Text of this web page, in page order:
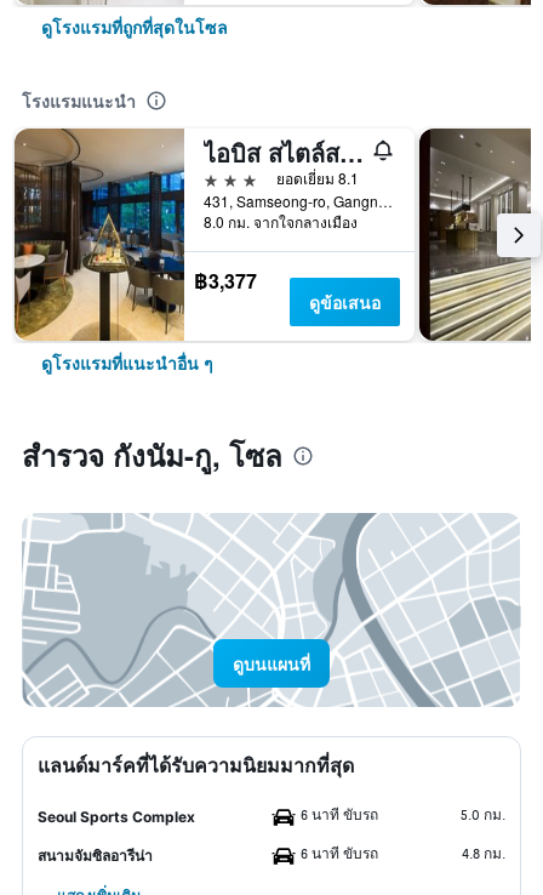
ดูโรงแรมที่ถูกที่สุดในโซล
โรงแรมแนะนำ
ไอบิส สไตล์ส แอมบาสเดอร์ โซล กังนัม
3 ดาว
ยอดเยี่ยม 8.1
431, Samseong-ro, Gangnam-gu, โซล, เกาหลีใต้
8.0 กม. จากใจกลางเมือง
฿3,377
ดูข้อเสนอ
ดูโรงแรมที่แนะนำอื่น ๆ
สำรวจ กังนัม-กู, โซล
ดูบนแผนที่
แลนด์มาร์คที่ได้รับความนิยมมากที่สุด
Seoul Sports Complex 6 นาที ขับรถ 5.0 กม.
สนามจัมซิลอารีน่า 6 นาที ขับรถ 4.8 กม.